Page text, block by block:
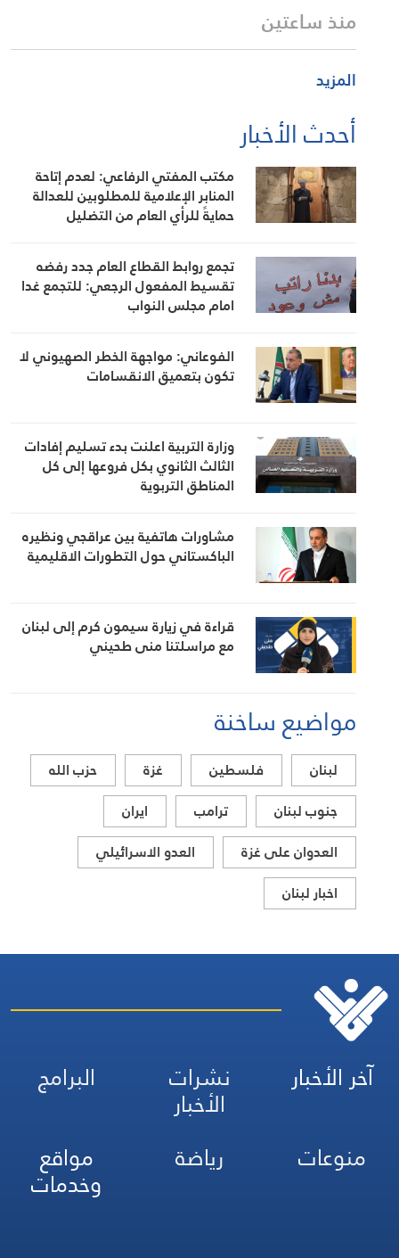
منذ ساعتين
المزيد
أحدث الأخبار
مكتب المفتي الرفاعي: لعدم إتاحة
المنابر الإعلامية للمطلوبين للعدالة
حمايةً للرأي العام من التضليل
تجمع روابط القطاع العام جدد رفضه
تقسيط المفعول الرجعي: للتجمع غدا
امام مجلس النواب
الفوعاني: مواجهة الخطر الصهيوني لا
تكون بتعميق الانقسامات
وزارة التربية اعلنت بدء تسليم إفادات
الثالث الثانوي بكل فروعها إلى كل
المناطق التربوية
مشاورات هاتفية بين عراقجي ونظيره
الباكستاني حول التطورات الاقليمية
قراءة في زيارة سيمون كرم إلى لبنان
مع مراسلتنا منى طحيني
مواضيع ساخنة
لبنان فلسطين غزة
حزب الله
جنوب لبنان
ترامب
ايران
العدوان على غزة
العدو الاسرائيلي
اخبار لبنان
آخر الأخبار نشرات
الأخبار
البرامج
منوعات
رياضة مواقع
وخدمات